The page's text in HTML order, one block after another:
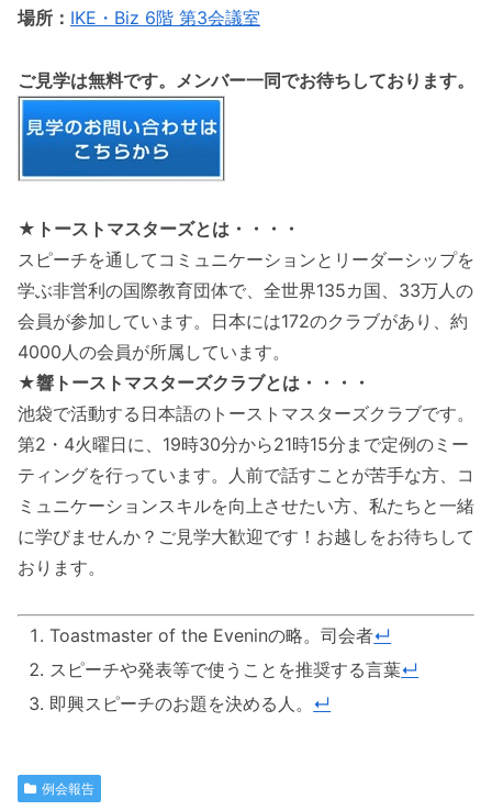
場所： IKE・Biz 6階 第3会議室
ご見学は無料です。メンバー一同でお待ちしております。
★トーストマスターズとは・・・・
スピーチを通してコミュニケーションとリーダーシップを
学ぶ非営利の国際教育団体で、全世界135カ国、33万人の
会員が参加しています。日本には172のクラブがあり、約
4000人の会員が所属しています。
★響トーストマスターズクラブとは・・・・
池袋で活動する日本語のトーストマスターズクラブです。
第2・4火曜日に、19時30分から21時15分まで定例のミー
ティングを行っています。人前で話すことが苦手な方、コ
ミュニケーションスキルを向上させたい方、私たちと一緒
に学びませんか？ご見学大歓迎です！お越しをお待ちして
おります。
Toastmaster of the Eveninの略。司会者↵
スピーチや発表等で使うことを推奨する言葉↵
即興スピーチのお題を決める人。 ↵
例会報告